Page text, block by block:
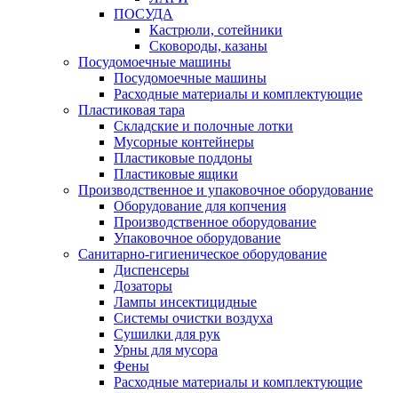
ПОСУДА
Кастрюли, сотейники
Сковороды, казаны
Посудомоечные машины
Посудомоечные машины
Расходные материалы и комплектующие
Пластиковая тара
Складские и полочные лотки
Мусорные контейнеры
Пластиковые поддоны
Пластиковые ящики
Производственное и упаковочное оборудование
Оборудование для копчения
Производственное оборудование
Упаковочное оборудование
Санитарно-гигиеническое оборудование
Диспенсеры
Дозаторы
Лампы инсектицидные
Системы очистки воздуха
Сушилки для рук
Урны для мусора
Фены
Расходные материалы и комплектующие